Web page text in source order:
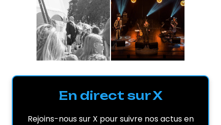
En direct sur X
Rejoins-nous sur X pour suivre nos actus en